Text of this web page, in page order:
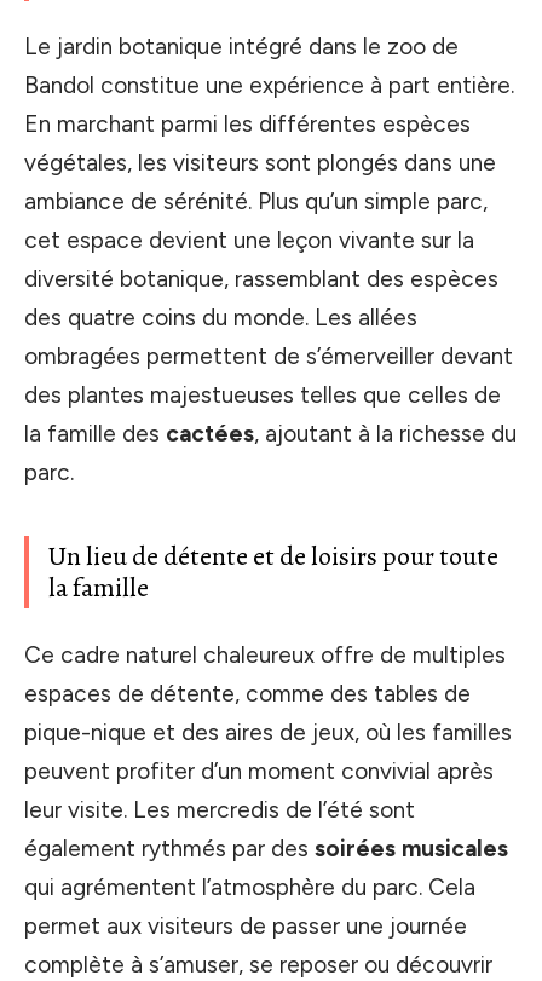
Le jardin botanique intégré dans le zoo de
Bandol constitue une expérience à part entière.
En marchant parmi les différentes espèces
végétales, les visiteurs sont plongés dans une
ambiance de sérénité. Plus qu’un simple parc,
cet espace devient une leçon vivante sur la
diversité botanique, rassemblant des espèces
des quatre coins du monde. Les allées
ombragées permettent de s’émerveiller devant
des plantes majestueuses telles que celles de
la famille des cactées, ajoutant à la richesse du
parc.
Un lieu de détente et de loisirs pour toute
la famille
Ce cadre naturel chaleureux offre de multiples
espaces de détente, comme des tables de
pique-nique et des aires de jeux, où les familles
peuvent profiter d’un moment convivial après
leur visite. Les mercredis de l’été sont
également rythmés par des soirées musicales
qui agrémentent l’atmosphère du parc. Cela
permet aux visiteurs de passer une journée
complète à s’amuser, se reposer ou découvrir